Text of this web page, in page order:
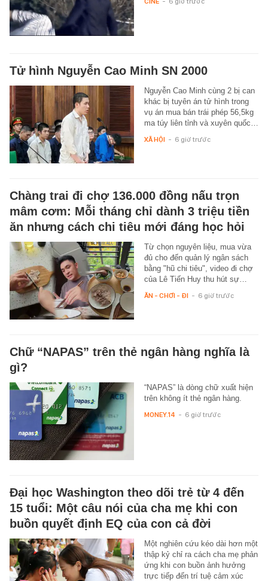
Tử hình Nguyễn Cao Minh SN 2000
Nguyễn Cao Minh cùng 2 bị can
khác bị tuyên án tử hình trong
vụ án mua bán trái phép 56,5kg
ma túy liên tỉnh và xuyên quốc…
XÃ HỘI - 6 giờ trước
Chàng trai đi chợ 136.000 đồng nấu trọn
mâm cơm: Mỗi tháng chỉ dành 3 triệu tiền
ăn nhưng cách chi tiêu mới đáng học hỏi
Từ chọn nguyên liệu, mua vừa
đủ cho đến quản lý ngân sách
bằng "hũ chi tiêu", video đi chợ
của Lê Tiến Huy thu hút sự…
ĂN - CHƠI - ĐI - 6 giờ trước
Chữ “NAPAS” trên thẻ ngân hàng nghĩa là
gì?
“NAPAS” là dòng chữ xuất hiện
trên không ít thẻ ngân hàng.
MONEY.14 - 6 giờ trước
Đại học Washington theo dõi trẻ từ 4 đến
15 tuổi: Một câu nói của cha mẹ khi con
buồn quyết định EQ của con cả đời
Một nghiên cứu kéo dài hơn một
thập kỷ chỉ ra cách cha mẹ phản
ứng khi con buồn ảnh hưởng
trực tiếp đến trí tuệ cảm xúc